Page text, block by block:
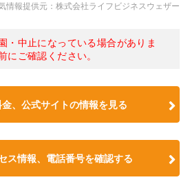
情報提供元：株式会社ライフビジネスウェザー
・中止になっている場合がありま
にご確認ください。
、公式サイトの情報を見る
ス情報、電話番号を確認する